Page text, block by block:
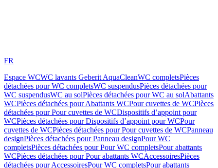
FR
Espace WCWC lavants Geberit AquaCleanWC completsPièces
détachées pour WC completsWC suspendusPièces détachées pour
WC suspendusWC au solPièces détachées pour WC au solAbattants
WCPièces détachées pour Abattants WCPour cuvettes de WCPièces
détachées pour Pour cuvettes de WCDispositifs d’appoint pour
WCPièces détachées pour Dispositifs d’appoint pour WCPour
cuvettes de WCPièces détachées pour Pour cuvettes de WCPanneau
designPièces détachées pour Panneau designPour WC
completsPièces détachées pour Pour WC completsPour abattants
WCPièces détachées pour Pour abattants WCAccessoiresPièces
détachées pour AccessoiresPour WC completsPour abattants